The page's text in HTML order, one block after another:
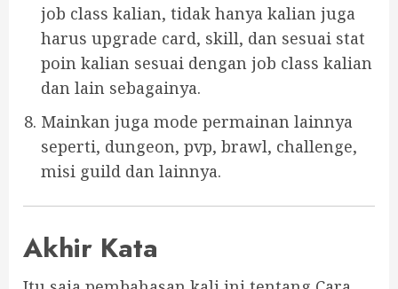
job class kalian, tidak hanya kalian juga
harus upgrade card, skill, dan sesuai stat
poin kalian sesuai dengan job class kalian
dan lain sebagainya.
Mainkan juga mode permainan lainnya
seperti, dungeon, pvp, brawl, challenge,
misi guild dan lainnya.
Akhir Kata